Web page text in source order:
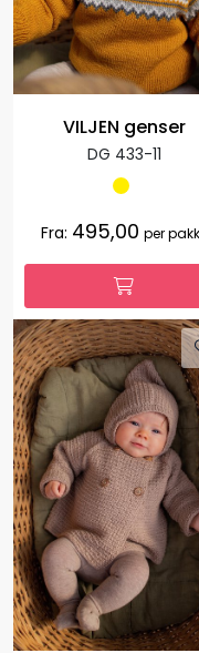
VILJEN genser
DG 433-11
Fra: 495,00 per